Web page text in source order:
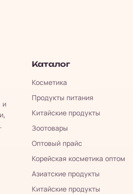
и
Каталог
Косметика
Продукты питания
Китайские продукты
Зоотовары
Оптовый прайс
Корейская косметика оптом
Азиатские продукты
Китайские продукты